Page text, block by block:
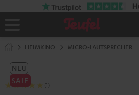
Startseite
HEIMKINO MICRO-LAUTSPRECHER
NEU
SALE
(1)